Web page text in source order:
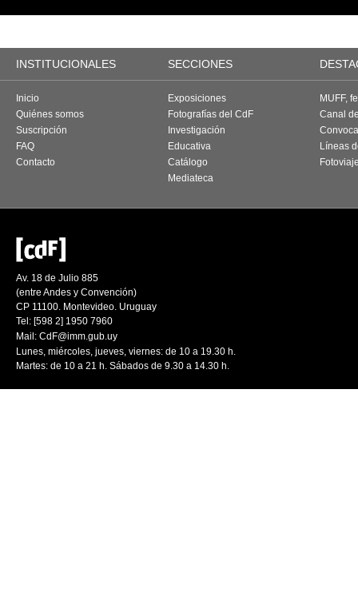
INSTITUCIONALES SECCIONES
Inicio
Quiénes somos
Suscripción
FAQ
Contacto
Exposiciones
Fotografías del CdF
Investigación
Educativa
Catálogo
Mediateca
MUFF,
Canal
Líneas
Av. 18 de Julio 885
(entre Andes y Convención)
CP 11100. Montevideo. Uruguay
Tel: [598 2] 1950 7960
Mail: CdF@imm.gub.uy
Lunes, miércoles, jueves, viernes: de 10 a 19.30 h.
Martes: de 10 a 21 h. Sábados de 9.30 a 14.30 h.